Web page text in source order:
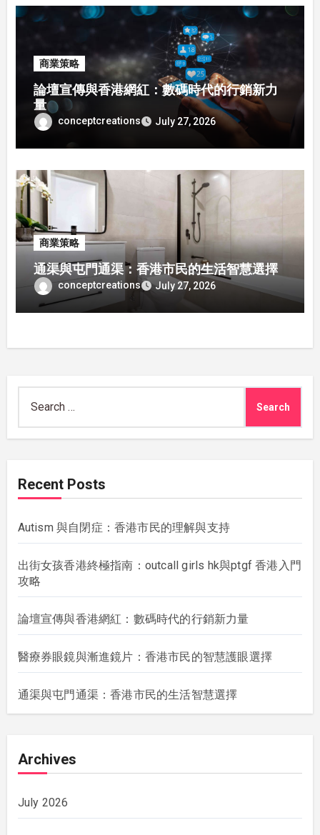
商業策略
論壇宣傳與香港網紅：數碼時代的行銷新力
量
conceptcreations July 27, 2026
商業策略
通渠與屯門通渠：香港市民的生活智慧選擇
conceptcreations July 27, 2026
for:
Recent Posts
Autism 與自閉症：香港市民的理解與支持
出街女孩香港終極指南：outcall girls hk與ptgf 香港入門
攻略
論壇宣傳與香港網紅：數碼時代的行銷新力量
醫療券眼鏡與漸進鏡片：香港市民的智慧護眼選擇
通渠與屯門通渠：香港市民的生活智慧選擇
Archives
July 2026